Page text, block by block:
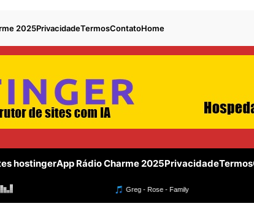
2025PrivacidadeTermosContatoHome
hostingerApp Rádio Charme 2025PrivacidadeTermos